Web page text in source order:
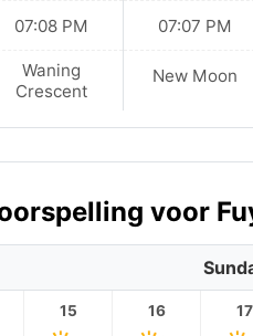
07:08 PM
Waning
Crescent
07:07 PM
New Moon
voor
15 16 17